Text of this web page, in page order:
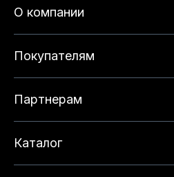
О компании
Покупателям
Партнерам
Каталог